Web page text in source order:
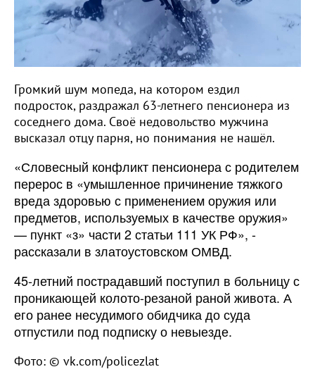
Громкий шум мопеда, на котором ездил
подросток, раздражал 63-летнего пенсионера из
соседнего дома. Своё недовольство мужчина
высказал отцу парня, но понимания не нашёл.
«Словесный конфликт пенсионера с родителем
перерос в «умышленное причинение тяжкого
вреда здоровью с применением оружия или
предметов, используемых в качестве оружия»
— пункт «з» части 2 статьи 111 УК РФ», -
рассказали в златоустовском ОМВД.
45-летний пострадавший поступил в больницу с
проникающей колото-резаной раной живота. А
его ранее несудимого обидчика до суда
отпустили под подписку о невыезде.
Фото: © vk.com/policezlat